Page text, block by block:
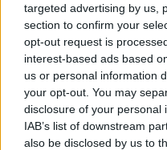
targeted advertising by us,
section to confirm your
opt-out request is
interest-based ads based
us or personal information
your opt-out. You may
disclosure of your personal
IAB’s list of downstream
also be disclosed by us to
MAGYAR ÉPÍTŐK
Útépítés